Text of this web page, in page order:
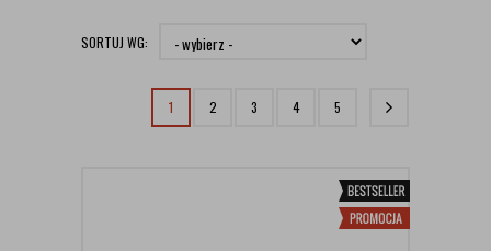
SORTUJ WG:
1 2 3 4 5